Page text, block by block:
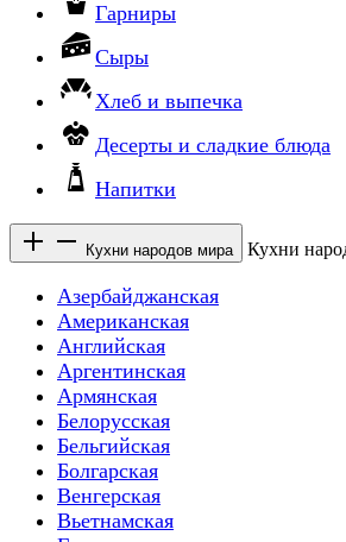
Гарниры
Сыры
Хлеб и выпечка
Десерты и сладкие блюда
Напитки
Кухни народов мира Кухни
Азербайджанская
Американская
Английская
Аргентинская
Армянская
Белорусская
Бельгийская
Болгарская
Венгерская
Вьетнамская